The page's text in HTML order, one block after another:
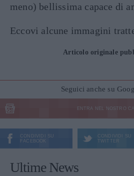
meno) bellissima capace di
Eccovi alcune immagini
Articolo originale
Seguici anche su
ENTRA NEL NOSTRO
CONDIVIDI SU
FACEBOOK
CONDIVIDI SU
TWITTER
Ultime News